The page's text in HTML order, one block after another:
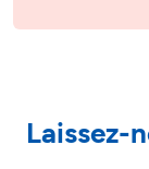
Laissez-